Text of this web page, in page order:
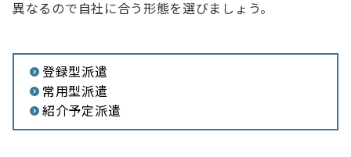
異なるので自社に合う形態を選びましょう。
登録型派遣
常用型派遣
紹介予定派遣